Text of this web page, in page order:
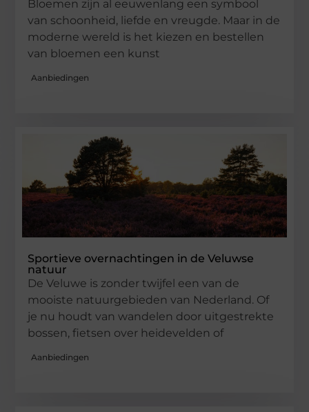
Bloemen zijn al eeuwenlang een symbool
van schoonheid, liefde en vreugde. Maar in de
moderne wereld is het kiezen en bestellen
van bloemen een kunst
Aanbiedingen
Sportieve overnachtingen in de Veluwse
natuur
De Veluwe is zonder twijfel een van de
mooiste natuurgebieden van Nederland. Of
je nu houdt van wandelen door uitgestrekte
bossen, fietsen over heidevelden of
Aanbiedingen